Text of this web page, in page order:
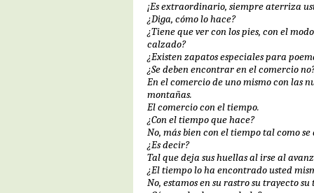
¡Es extraordinario, siempre aterriza
¿Diga, cómo lo hace?
¿Tiene que ver con los pies, con el
calzado?
¿Existen zapatos especiales para
¿Se deben encontrar en el comercio
En el comercio de uno mismo con las
montañas.
El comercio con el tiempo.
¿Con el tiempo que hace?
No, más bien con el tiempo tal como se
¿Es decir?
Tal que deja sus huellas al irse al
¿El tiempo lo ha encontrado usted
No, estamos en su rastro su trayecto